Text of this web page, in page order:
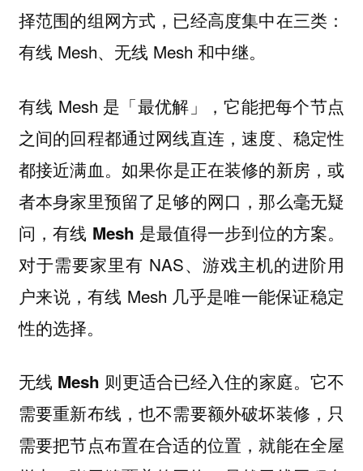
择范围的组网方式，已经高度集中在三类：
有线 Mesh、无线 Mesh 和中继。
有线 Mesh 是「最优解」，它能把每个节点
之间的回程都通过网线直连，速度、稳定性
都接近满血。 如果你是正在装修的新房，或
者本身家里预留了足够的网口，那么毫无疑
问，有线 Mesh 是最值得一步到位的方案。
对于需要家里有 NAS、游戏主机的进阶用
户来说，有线 Mesh 几乎是唯一能保证稳定
性的选择。
无线 Mesh 则更适合已经入住的家庭。 它不
需要重新布线，也不需要额外破坏装修，只
需要把节点布置在合适的位置，就能在全屋